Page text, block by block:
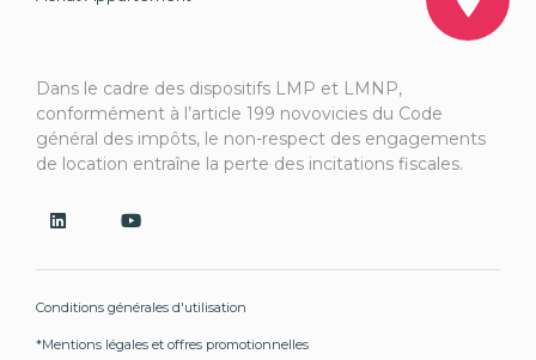
Dans le cadre des dispositifs LMP et LMNP,
conformément à l’article 199 novovicies du Code
général des impôts, le non-respect des engagements
de location entraîne la perte des incitations fiscales.
Conditions générales d'utilisation
*Mentions légales et offres promotionnelles